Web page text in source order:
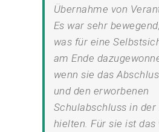
Übernahme von
Es war sehr
was für eine
am Ende
wenn sie das
und den erworbenen
Schulabschluss in der
hielten. Für sie ist